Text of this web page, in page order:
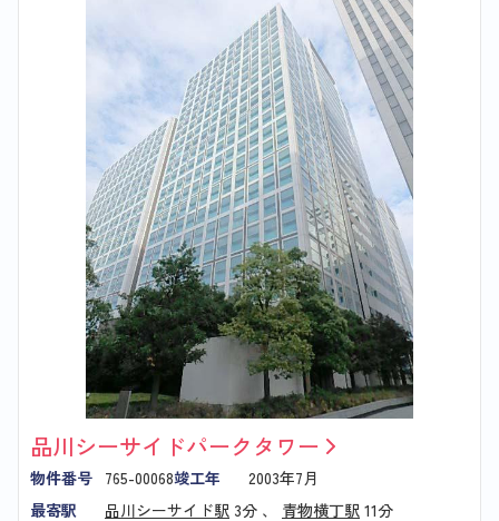
品川シーサイドパークタワー
物件番号 765-00068竣工年
2003年7月
最寄駅
品川シーサイド駅 3分 、 青物横丁駅 11分